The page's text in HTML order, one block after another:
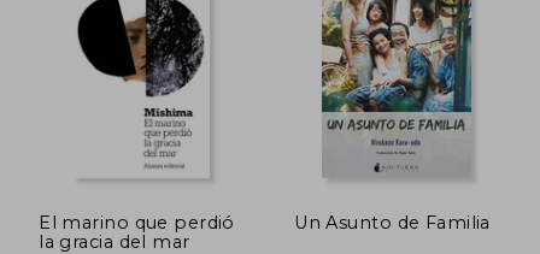
El marino que perdió
la gracia del mar
Un Asunto de Familia